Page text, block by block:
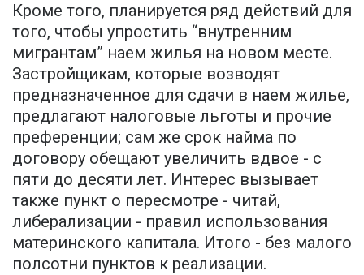
Кроме того, планируется ряд действий для
того, чтобы упростить “внутренним
мигрантам” наем жилья на новом месте.
Застройщикам, которые возводят
предназначенное для сдачи в наем жилье,
предлагают налоговые льготы и прочие
преференции; сам же срок найма по
договору обещают увеличить вдвое - с
пяти до десяти лет. Интерес вызывает
также пункт о пересмотре - читай,
либерализации - правил использования
материнского капитала. Итого - без малого
полсотни пунктов к реализации.